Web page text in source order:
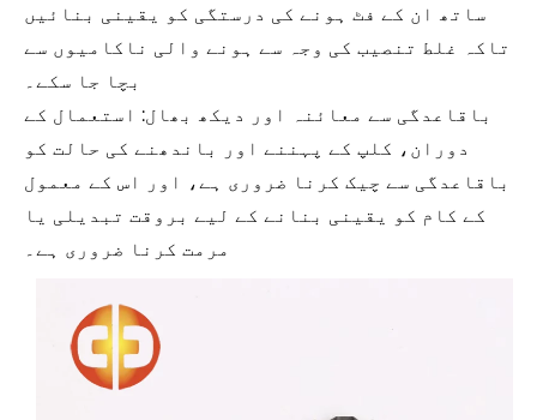
ساتھ ان کے فٹ ہونے کی درستگی کو یقینی بنائیں
تاکہ غلط تنصیب کی وجہ سے ہونے والی ناکامیوں سے
بچا جا سکے۔
باقاعدگی سے معائنہ اور دیکھ بھال: استعمال کے
دوران، کلپ کے پہننے اور باندھنے کی حالت کو
باقاعدگی سے چیک کرنا ضروری ہے، اور اس کے معمول
کے کام کو یقینی بنانے کے لیے بروقت تبدیلی یا
مرمت کرنا ضروری ہے۔